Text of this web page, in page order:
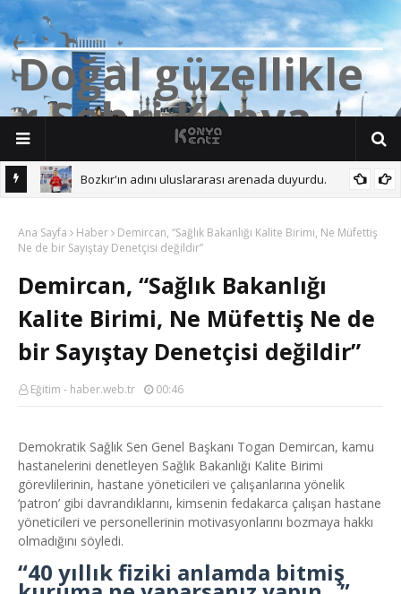
Doğalgüzellikle
rŞehriKonya
Bozkır'ın adını uluslararası arenada duyurdu.
Ana Sayfa Haber
Demircan, “Sağlık Bakanlığı Kalite Birimi, Ne Müfettiş
Ne de bir Sayıştay Denetçisi değildir”
Demircan, “Sağlık Bakanlığı
Kalite Birimi, Ne Müfettiş Ne de
bir Sayıştay Denetçisi değildir”
Eğitim - haber.web.tr 00:46
Demokratik Sağlık Sen Genel Başkanı Togan Demircan, kamu
hastanelerini denetleyen Sağlık Bakanlığı Kalite Birimi
görevlilerinin, hastane yöneticileri ve çalışanlarına yönelik
‘patron’ gibi davrandıklarını, kimsenin fedakarca çalışan hastane
yöneticileri ve personellerinin motivasyonlarını bozmaya hakkı
olmadığını söyledi.
“40 yıllık fiziki anlamda bitmiş